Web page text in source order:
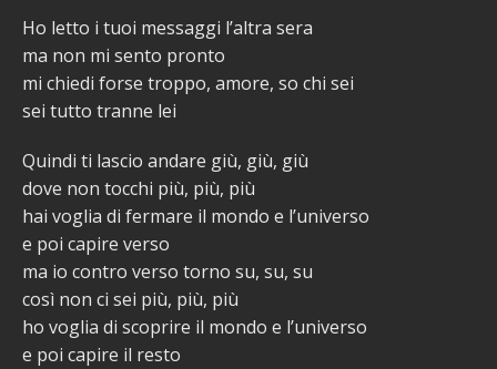
Ho letto i tuoi messaggi l’altra sera
ma non mi sento pronto
mi chiedi forse troppo, amore, so chi sei
sei tutto tranne lei
Quindi ti lascio andare giù, giù, giù
dove non tocchi più, più, più
hai voglia di fermare il mondo e l’universo
e poi capire verso
ma io contro verso torno su, su, su
così non ci sei più, più, più
ho voglia di scoprire il mondo e l’universo
e poi capire il resto